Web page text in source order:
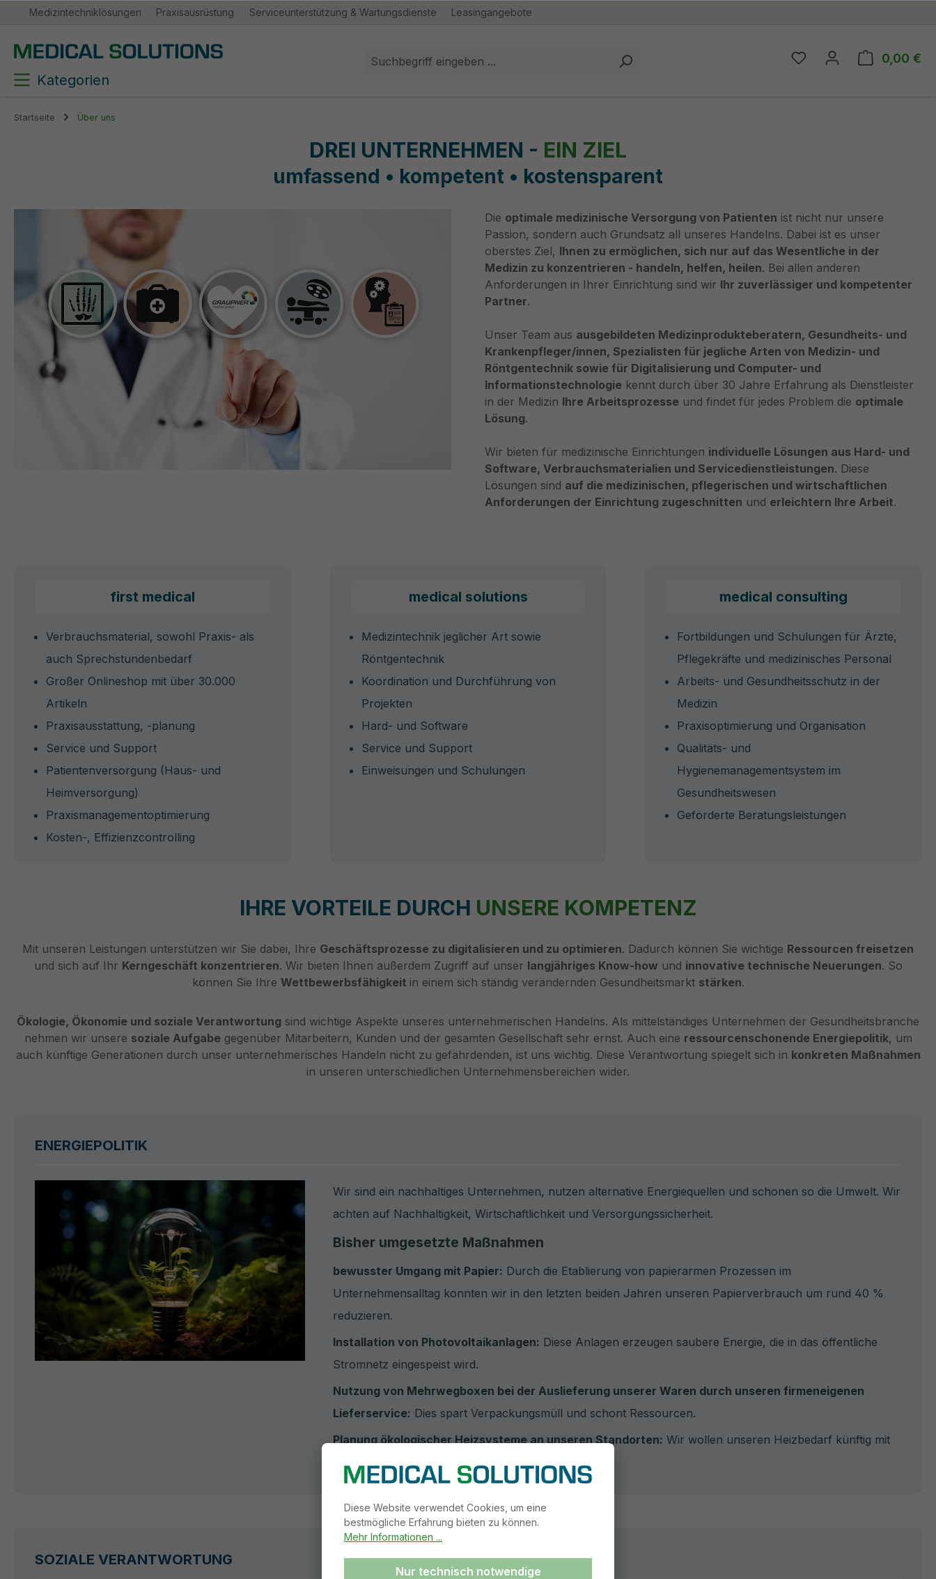
Zur Hauptnavigation springen
Medizintechniklösungen Praxisausrüstung Serviceunterstützung & Wartungsdienste Leasingangebote
Du hast 0 Produkte
0,00 €
Kategorien
Startseite Über uns
DREI UNTERNEHMEN - EIN ZIEL
umfassend • kompetent • kostensparent
Die optimale medizinische Versorgung von Patienten ist nicht nur unsere
Passion, sondern auch Grundsatz all unseres Handelns. Dabei ist es unser
oberstes Ziel, Ihnen zu ermöglichen, sich nur auf das Wesentliche in der
Medizin zu konzentrieren - handeln, helfen, heilen. Bei allen anderen
Anforderungen in Ihrer Einrichtung sind wir Ihr zuverlässiger und kompetenter
Partner.
Unser Team aus ausgebildeten Medizinprodukteberatern, Gesundheits- und
Krankenpfleger/innen, Spezialisten für jegliche Arten von Medizin- und
Röntgentechnik sowie für Digitalisierung und Computer- und
Informationstechnologie kennt durch über 30 Jahre Erfahrung als Dienstleister
in der Medizin Ihre Arbeitsprozesse und findet für jedes Problem die optimale
Lösung.
Wir bieten für medizinische Einrichtungen individuelle Lösungen aus Hard- und
Software, Verbrauchsmaterialien und Servicedienstleistungen. Diese
Lösungen sind auf die medizinischen, pflegerischen und wirtschaftlichen
Anforderungen der Einrichtung zugeschnitten und erleichtern Ihre Arbeit.
first medical
Verbrauchsmaterial, sowohl Praxis- als
auch Sprechstundenbedarf
Großer Onlineshop mit über 30.000
Artikeln
Praxisausstattung, -planung
Service und Support
Patientenversorgung (Haus- und
Heimversorgung)
Praxismanagementoptimierung
Kosten-, Effizienzcontrolling
medical solutions
Medizintechnik jeglicher Art sowie
Röntgentechnik
Koordination und Durchführung von
Projekten
Hard- und Software
Service und Support
Einweisungen und Schulungen
medical consulting
Fortbildungen und Schulungen für Ärzte,
Pflegekräfte und medizinisches Personal
Arbeits- und Gesundheitsschutz in der
Medizin
Praxisoptimierung und Organisation
Qualitäts- und
Hygienemanagementsystem im
Gesundheitswesen
Geförderte Beratungsleistungen
IHRE VORTEILE DURCH UNSERE KOMPETENZ
Mit unseren Leistungen unterstützen wir Sie dabei, Ihre Geschäftsprozesse zu digitalisieren und zu optimieren. Dadurch können Sie wichtige Ressourcen freisetzen
und sich auf Ihr Kerngeschäft konzentrieren. Wir bieten Ihnen außerdem Zugriff auf unser langjähriges Know-how und innovative technische Neuerungen. So
können Sie Ihre Wettbewerbsfähigkeit in einem sich ständig verändernden Gesundheitsmarkt stärken.
Ökologie, Ökonomie und soziale Verantwortung sind wichtige Aspekte unseres unternehmerischen Handelns. Als mittelständiges Unternehmen der Gesundheitsbranche
nehmen wir unsere soziale Aufgabegegenüber Mitarbeitern, Kunden und der gesamten Gesellschaft sehr ernst. Auch eine ressourcenschonende Energiepolitik, um
auch künftige Generationen durch unser unternehmerisches Handeln nicht zu gefährdenden, ist uns wichtig. Diese Verantwortung spiegelt sich in konkreten Maßnahmen
in unseren unterschiedlichen Unternehmensbereichen wider.
ENERGIEPOLITIK
Wir sind ein nachhaltiges Unternehmen, nutzen alternative Energiequellen und schonen so die Umwelt. Wir
achten auf Nachhaltigkeit, Wirtschaftlichkeit und Versorgungssicherheit.
Bisher umgesetzte Maßnahmen
bewusster Umgang mit Papier: Durch die Etablierung von papierarmen Prozessen im
Unternehmensalltag konnten wir in den letzten beiden Jahren unseren Papierverbrauch um rund 40 %
reduzieren.
Installation von Photovoltaikanlagen: Diese Anlagen erzeugen saubere Energie, die in das öffentliche
Stromnetz eingespeist wird.
Nutzung von Mehrwegboxen bei der Auslieferung unserer Waren durch unseren firmeneigenen
Lieferservice: Dies spart Verpackungsmüll und schont Ressourcen.
Planung ökologischer Heizsysteme an unseren Standorten: Wir wollen unseren Heizbedarf künftig mit
erneuerbaren Energien decken.
SOZIALE VERANTWORTUNG
Diese Website verwendet Cookies, um eine
bestmögliche Erfahrung bieten zu können.
Mehr Informationen ...
Nur technisch notwendige